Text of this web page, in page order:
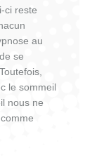
ci reste
au
se
le sommeil
nous ne